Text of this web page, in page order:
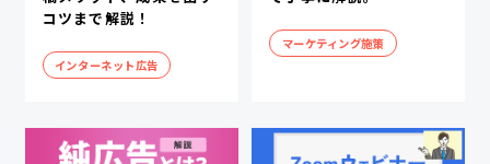
コツまで解説！
インターネット広告
マーケティング施策